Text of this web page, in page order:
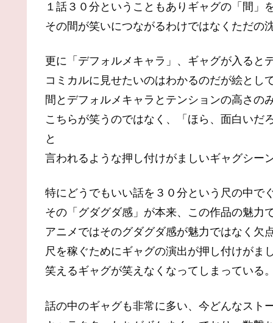
１話３０分ということもありギャグの「間」
その間が笑いにつながるわけではなくただの
更に「デフォルメキャラ」、ギャグが入ると
コミカルに見せたいのはわかるのだが絵とし
間とデフォルメキャラとテンションの高さの
こちらが笑うのではなく、「ほら、面白いだ
と
言われるような押し付けがましいギャグシー
特にどうでもいい話を３０分という尺の中で
その「グダグダ感」が本来、この作品の魅力
アニメではそのグダグダ感が魅力ではなく欠
尺を稼ぐためにギャグの演出が押し付けがま
笑えるギャグが笑えなくなってしまっている
話の中のギャグも非常に多い、今どんなスト